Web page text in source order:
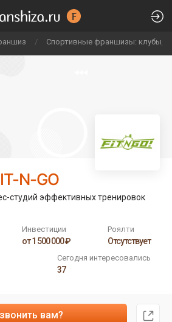
/ Спортивные франшизы: клубы,
N-GO
студий эффективных тренировок
Инвестиции
от 1 500 000 ₽
Роялти
Отсутствует
Сегодня интересовались
37
вам?